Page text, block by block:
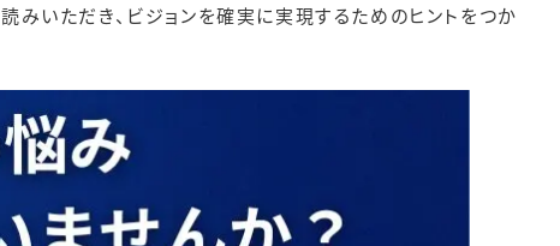
みいただき、ビジョンを確実に実現するためのヒントをつか